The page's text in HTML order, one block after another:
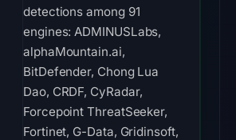
detections among 91
engines: ADMINUSLabs,
alphaMountain.ai,
BitDefender, Chong Lua
Dao, CRDF, CyRadar,
Forcepoint ThreatSeeker,
Fortinet, G-Data, Gridinsoft,